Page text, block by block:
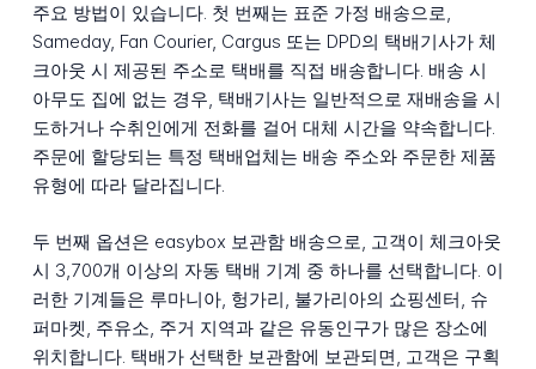
주요 방법이 있습니다. 첫 번째는 표준 가정 배송으로,
Sameday, Fan Courier, Cargus 또는 DPD의 택배기사가 체
크아웃 시 제공된 주소로 택배를 직접 배송합니다. 배송 시
아무도 집에 없는 경우, 택배기사는 일반적으로 재배송을 시
도하거나 수취인에게 전화를 걸어 대체 시간을 약속합니다.
주문에 할당되는 특정 택배업체는 배송 주소와 주문한 제품
유형에 따라 달라집니다.
두 번째 옵션은 easybox 보관함 배송으로, 고객이 체크아웃
시 3,700개 이상의 자동 택배 기계 중 하나를 선택합니다. 이
러한 기계들은 루마니아, 헝가리, 불가리아의 쇼핑센터, 슈
퍼마켓, 주유소, 주거 지역과 같은 유동인구가 많은 장소에
위치합니다. 택배가 선택한 보관함에 보관되면, 고객은 구획